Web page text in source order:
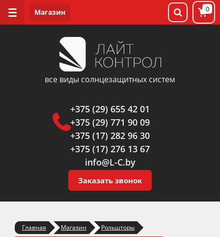
все виды солнцезащитных систем
+375 (29) 655 42 01
+375 (29) 771 90 09
+375 (17) 282 96 30
+375 (17) 276 13 67
info@L-C.by
Заказать звонок
0
Главная Магазин
Рольшторы